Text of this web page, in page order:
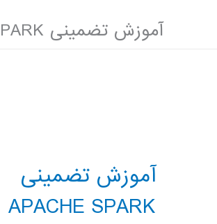
آموزش تضمینی APACHE SPARK
آموزش تضمینی
APACHE SPARK